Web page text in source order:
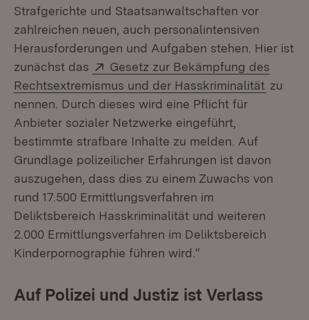
Strafgerichte und Staatsanwaltschaften vor
zahlreichen neuen, auch personalintensiven
Herausforderungen und Aufgaben stehen. Hier ist
zunächst das
Extern:
Gesetz zur Bekämpfung des
Rechtsextremismus und der Hasskriminalität zu
nennen. Durch dieses wird eine Pflicht für
Anbieter sozialer Netzwerke eingeführt,
bestimmte strafbare Inhalte zu melden. Auf
Grundlage polizeilicher Erfahrungen ist davon
auszugehen, dass dies zu einem Zuwachs von
rund 17.500 Ermittlungsverfahren im
Deliktsbereich Hasskriminalität und weiteren
2.000 Ermittlungsverfahren im Deliktsbereich
Kinderpornographie führen wird.“
Auf Polizei und Justiz ist Verlass